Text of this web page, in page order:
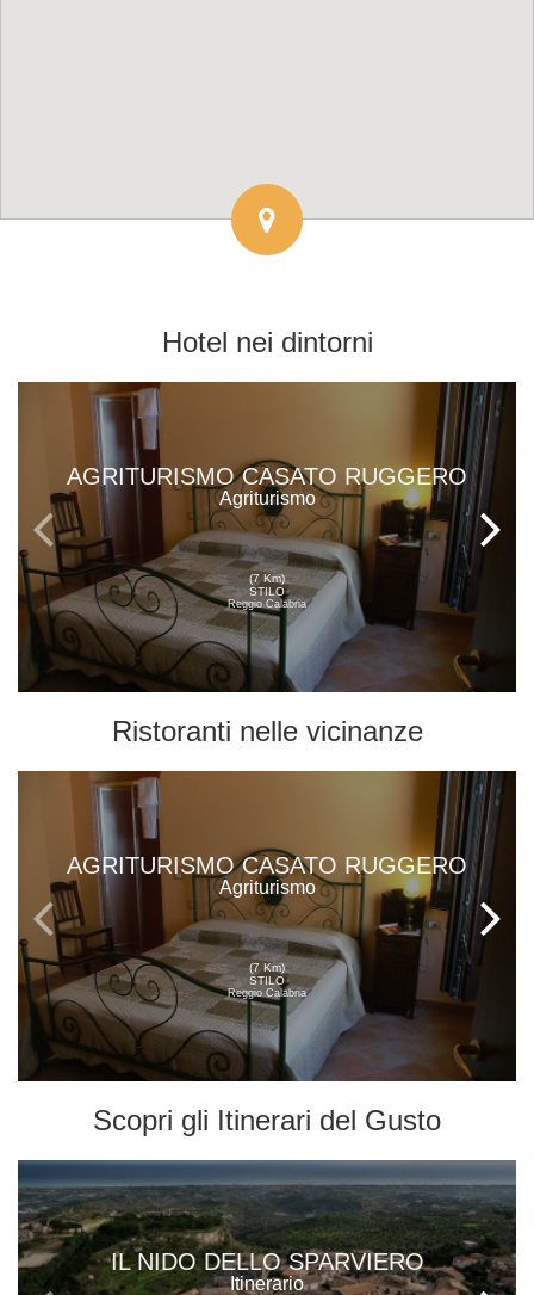
Hotel nei dintorni
AGRITURISMO CASATO RUGGERO
Agriturismo
(7 Km)
STILO
Reggio Calabria
Ristoranti nelle vicinanze
AGRITURISMO CASATO RUGGERO
Agriturismo
(7 Km)
STILO
Reggio Calabria
Scopri gli Itinerari del Gusto
IL NIDO DELLO SPARVIERO
Itinerario